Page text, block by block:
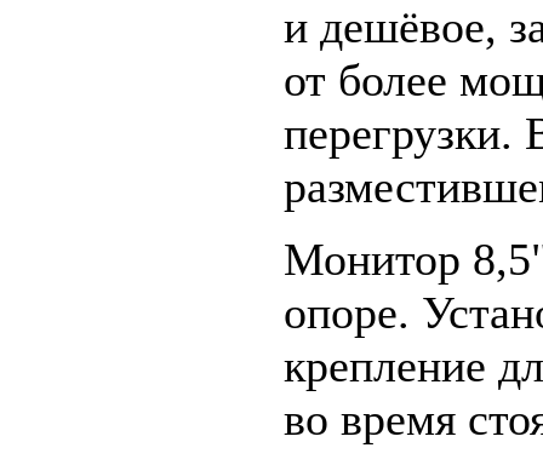
и дешёвое,
от более
перегрузки.
Монитор
опоре.
крепление
во время